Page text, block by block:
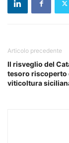
Articolo precedente
Il risveglio del
tesoro riscoperto
viticoltura